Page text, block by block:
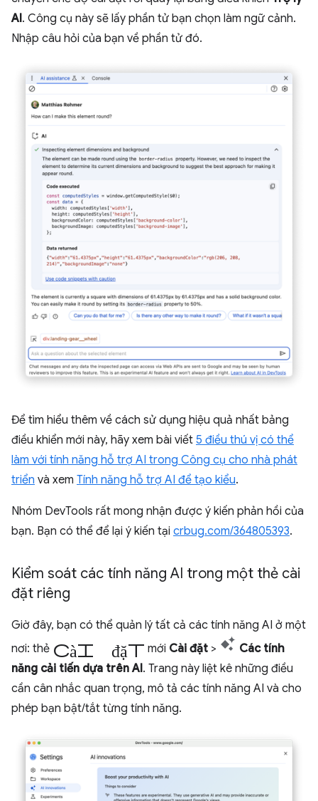
AI. Công cụ này sẽ lấy phần tử bạn chọn làm ngữ cảnh.
Nhập câu hỏi của bạn về phần tử đó.
Để tìm hiểu thêm về cách sử dụng hiệu quả nhất bảng
điều khiển mới này, hãy xem bài viết 5 điều thú vị có thể
làm với tính năng hỗ trợ AI trong Công cụ cho nhà phát
triển và xem Tính năng hỗ trợ AI để tạo kiểu.
Nhóm DevTools rất mong nhận được ý kiến phản hồi của
bạn. Bạn có thể để lại ý kiến tại crbug.com/364805393.
Kiểm soát các tính năng AI trong một thẻ cài
đặt riêng
Giờ đây, bạn có thể quản lý tất cả các tính năng AI ở một
nơi: thẻ cài đặt mới Cài đặt >
Các tính
năng cải tiến dựa trên AI. Trang này liệt kê những điều
cần cân nhắc quan trọng, mô tả các tính năng AI và cho
phép bạn bật/tắt từng tính năng.